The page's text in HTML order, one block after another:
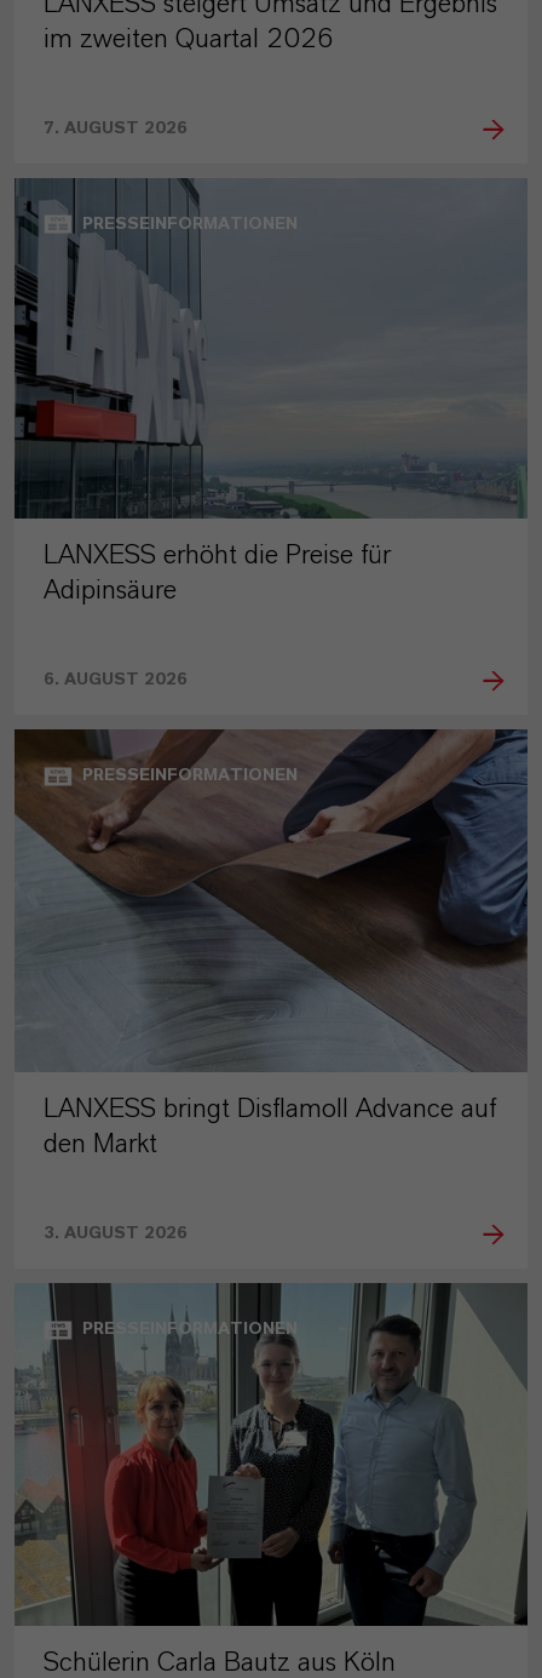
im zweiten Quartal 2026
7. AUGUST 2026
PRESSEINFORMATIONEN
LANXESS erhöht die Preise für
Adipinsäure
6. AUGUST 2026
PRESSEINFORMATIONEN
LANXESS bringt Disflamoll Advance auf
den Markt
3. AUGUST 2026
PRESSEINFORMATIONEN
Schülerin Carla Bautz aus Köln